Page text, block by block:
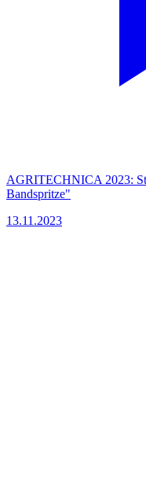
AGRITECHNICA 2023:
Bandspritze"
13.11.2023